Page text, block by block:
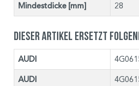
Mindestdicke [mm] 28
Dieser Artikel ersetzt
AUDI
AUDI